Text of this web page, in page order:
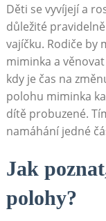
Děti se vyvíjejí a
důležité
vajíčku. Rodiče by
miminka a
kdy je čas na
polohu miminka
dítě probuzené.
namáhání jedné
Jak
polohy?